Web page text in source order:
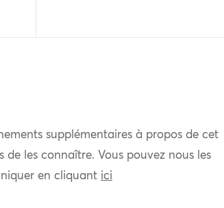
supplémentaires à propos de cet
de les connaître. Vous pouvez nous les
en cliquant ici